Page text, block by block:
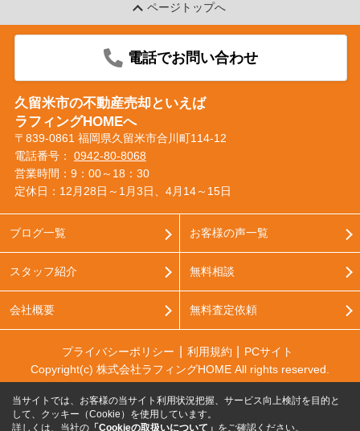
ページトップへ
電話でお問い合わせ
久留米市の不動産売却といえば
ラフィングHOMEへ
〒839-0861 福岡県久留米市合川町114-12
電話番号： 0942-80-8068
営業時間：9：00～18：30
定休日：12月28日～1月3日、4月14～15日
ブログ一覧
スタッフ紹介
会社概要
お客様の声一覧
無料相談
無料査定依頼
プライバシーポリシー 利用規約
PCサイト
Copyright(c) 株式会社ラフィングHOME All rights reserved.
当サイトでは、お客様の当サイト利用状況把握、サービス向上検討を目的と
して、クッキー（Cookie）を使用しています。
詳しくは、当社の 「Cookieの取扱いについて」 をご確認ください。